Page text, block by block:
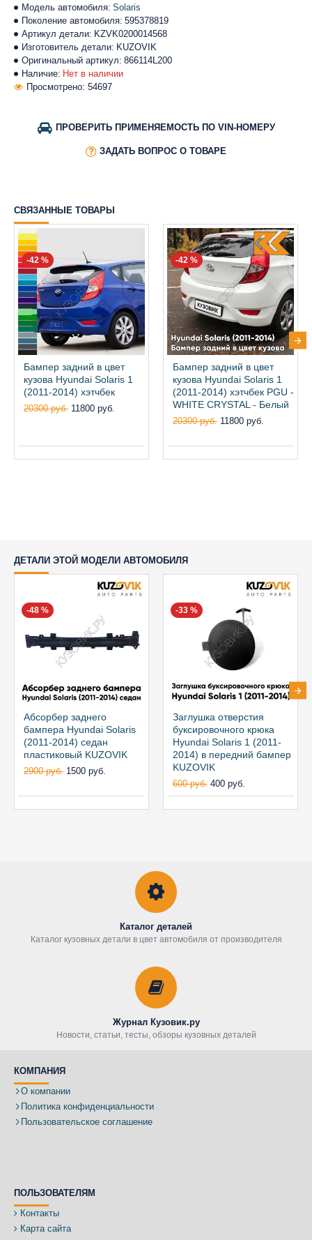
Наличие: Нет в наличии
Модель автомобиля: Solaris
Поколение автомобиля: 595378819
Артикул детали: KZVK0200014568
Изготовитель детали: KUZOVIK
Оригинальный артикул: 866114L200
Просмотрено: 54697
ПРОВЕРИТЬ ПРИМЕНЯЕМОСТЬ ПО VIN-НОМЕРУ
ЗАДАТЬ ВОПРОС О ТОВАРЕ
СВЯЗАННЫЕ ТОВАРЫ
-42 %
Бампер задний в цвет
кузова Hyundai Solaris 1
(2011-2014) хэтчбек
20300 руб. 11800 руб.
-42 %
Бампер задний в цвет
кузова Hyundai Solaris 1
(2011-2014) хэтчбек PGU -
WHITE CRYSTAL - Белый
20300 руб. 11800 руб.
ДЕТАЛИ ЭТОЙ МОДЕЛИ АВТОМОБИЛЯ
-48 %
Абсорбер заднего
бампера Hyundai Solaris
(2011-2014) седан
пластиковый KUZOVIK
2900 руб. 1500 руб.
-33 %
Заглушка отверстия
буксировочного крюка
Hyundai Solaris 1 (2011-
2014) в передний бампер
KUZOVIK
600 руб. 400 руб.
Каталог деталей
Каталог кузовных детали в цвет автомобиля от производителя
Журнал Кузовик.ру
Новости, статьи, тесты, обзоры кузовных деталей
КОМПАНИЯ
О компании
Политика конфиденциальности
Пользовательское соглашение
ПОЛЬЗОВАТЕЛЯМ
Контакты
Карта сайта